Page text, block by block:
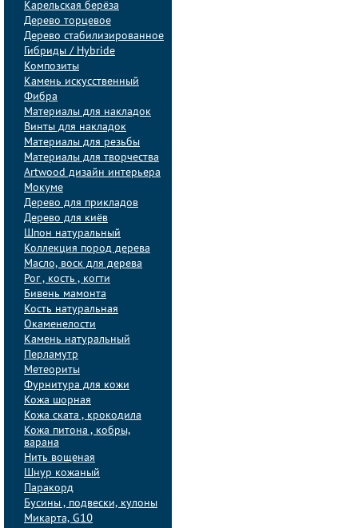
Карельская берёза
Дерево торцевое
Дерево стабилизированное
Гибриды / Hybride
Композиты
Камень искусственный
Фибра
Материалы для накладок
Винты для накладок
Материалы для резьбы
Материалы для творчества
Artwood дизайн интерьера
Мокуме
Дерево для прикладов
Дерево для киёв
Шпон натуральный
Коллекция пород дерева
Масло, воск для дерева
Рог , кость , когти
Бивень мамонта
Кость натуральная
Окаменелости
Камень натуральный
Перламутр
Метеориты
Фурнитура для кожи
Кожа шорная
Кожа ската , крокодила
Кожа питона , кобры,
варана
Нить вощеная
Шнур кожаный
Паракорд
Бусины , подвески, кулоны
Микарта, G10